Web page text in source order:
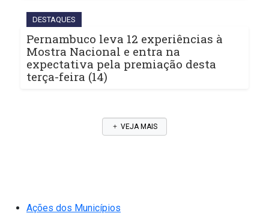
DESTAQUES
Pernambuco leva 12 experiências à
Mostra Nacional e entra na
expectativa pela premiação desta
terça-feira (14)
VEJA MAIS
Ações dos Municípios